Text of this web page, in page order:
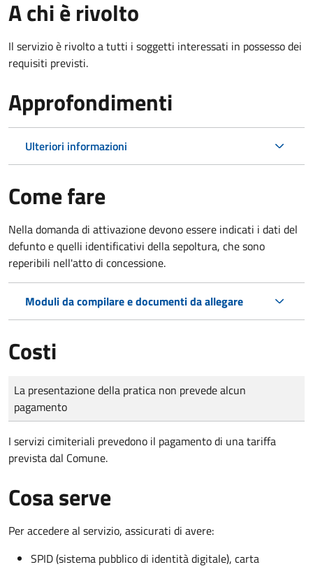
A chi è rivolto
Il servizio è rivolto a tutti i soggetti interessati in possesso dei
requisiti previsti.
Approfondimenti
Ulteriori informazioni
Come fare
Nella domanda di attivazione devono essere indicati i dati del
defunto e quelli identificativi della sepoltura, che sono
reperibili nell'atto di concessione.
Moduli da compilare e documenti da allegare
Costi
Tipo di pagamento
Importo
La presentazione della pratica non prevede alcun
pagamento
I servizi cimiteriali prevedono il pagamento di una tariffa
prevista dal Comune.
Cosa serve
Per accedere al servizio, assicurati di avere:
SPID (sistema pubblico di identità digitale), carta